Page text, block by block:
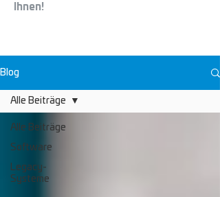
Ihnen!
Blog
Alle Beiträge
Software
Legacy-
Systeme
Alle Beiträge